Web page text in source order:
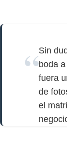
Sin
boda
fuera
de
el